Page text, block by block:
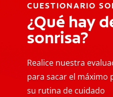
CUESTIONARIO
¿Qué hay
sonrisa?
Realice nuestra
para sacar el máximo
su rutina de cuidado